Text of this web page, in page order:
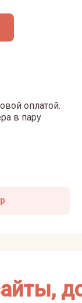
оплатой.
в пару